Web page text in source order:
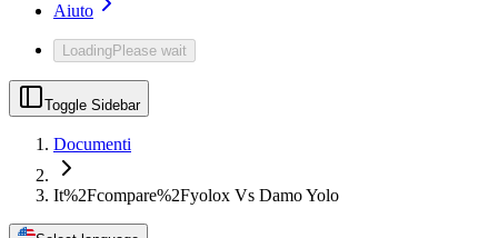
Aiuto
LoadingPlease wait
Toggle Sidebar
Documenti
It%2Fcompare%2Fyolox Vs Damo Yolo